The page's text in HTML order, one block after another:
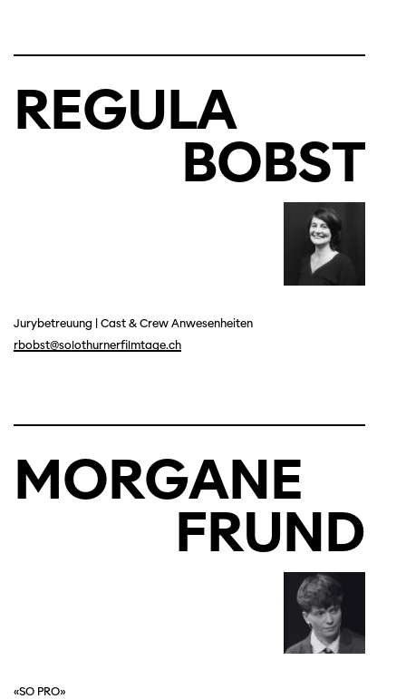
REGULA
BOBST
Jurybetreuung
Cast & Crew Anwesenheiten
rbobst@solothurnerfilmtage.ch
MORGANE
FRUND
«SO PRO»